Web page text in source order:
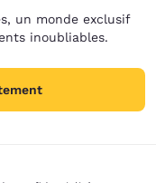
un monde exclusif
inoubliables.